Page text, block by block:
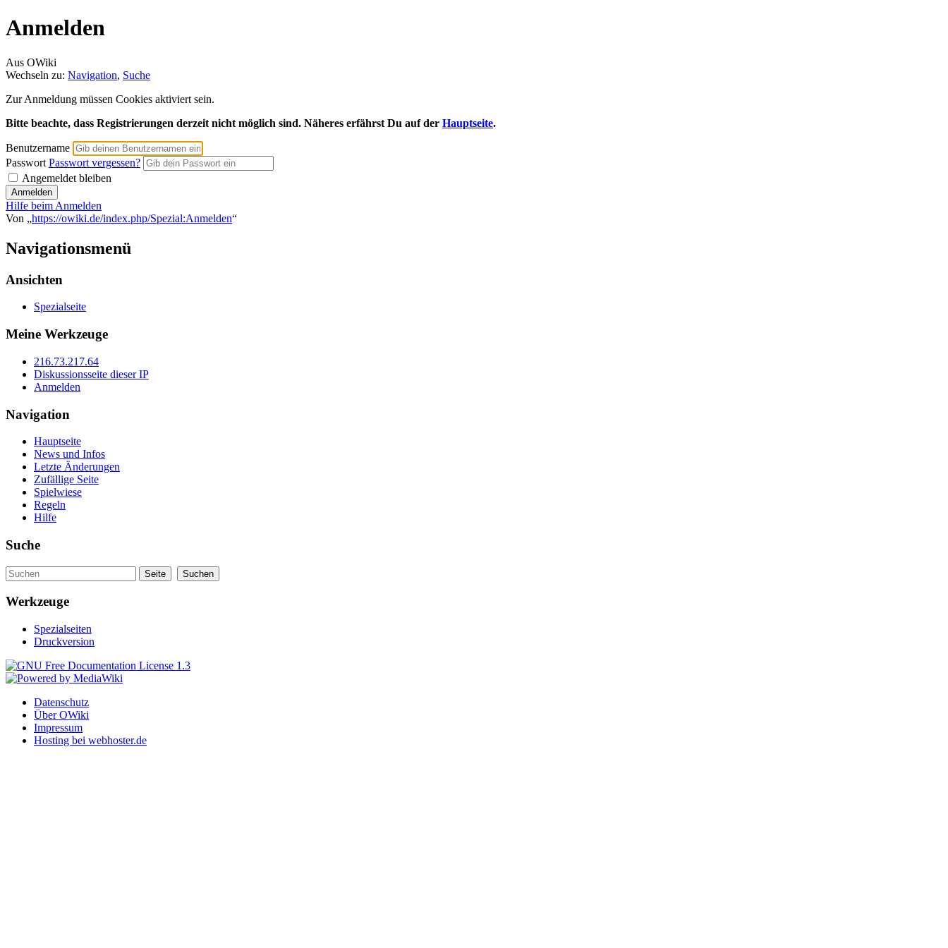
Anmelden
Aus OWiki
Wechseln zu: Navigation, Suche
Zur Anmeldung müssen Cookies aktiviert sein.
Bitte beachte, dass Registrierungen derzeit nicht möglich sind. Näheres erfährst Du auf der Hauptseite.
Benutzername
Passwort Passwort vergessen?
Angemeldet bleiben
Hilfe beim Anmelden
Von „https://owiki.de/index.php/Spezial:Anmelden“
Navigationsmenü
Ansichten
Spezialseite
Meine Werkzeuge
216.73.217.64
Diskussionsseite dieser IP
Anmelden
Navigation
Hauptseite
News und Infos
Letzte Änderungen
Zufällige Seite
Spielwiese
Regeln
Hilfe
Suche
Werkzeuge
Spezialseiten
Druckversion
Datenschutz
Über OWiki
Impressum
Hosting bei webhoster.de